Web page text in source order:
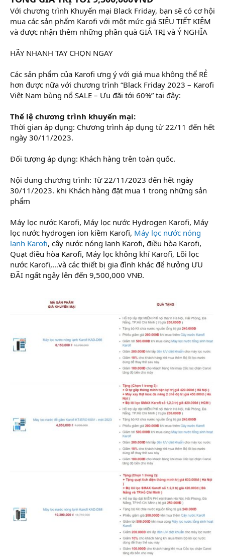
Với chương trình Khuyến mại Black Friday, bạn sẽ có cơ hội
mua các sản phẩm Karofi với một mức giá SIÊU TIẾT KIỆM
và được nhận thêm những phần quà GIÁ TRỊ và Ý NGHĨA
HÃY NHANH TAY CHỌN NGAY
Các sản phẩm của Karofi ưng ý với giá mua không thể RẺ
hơn được nữa với chương trình “Black Friday 2023 – Karofi
Việt Nam bùng nổ SALE – Ưu đãi tới 60%” tại đây:
Thể lệ chương trình khuyến mại:
Thời gian áp dụng: Chương trình áp dụng từ 22/11 đến hết
ngày 30/11/2023.
Đối tượng áp dụng: Khách hàng trên toàn quốc.
Nội dung chương trình: Từ 22/11/2023 đến hết ngày
30/11/2023. khi Khách hàng đặt mua 1 trong những sản
phẩm
Máy lọc nước Karofi, Máy lọc nước Hydrogen Karofi, Máy
lọc nước hydrogen ion kiềm Karofi, Máy lọc nước nóng
lạnh Karofi, cây nước nóng lạnh Karofi, điều hòa Karofi,
Quạt điều hòa Karofi, Máy lọc không khí Karofi, Lõi lọc
nước Karofi,…và các thiết bị gia đình khác để hưởng ƯU
ĐÃI ngất ngây lên đến 9,500,000 VNĐ.